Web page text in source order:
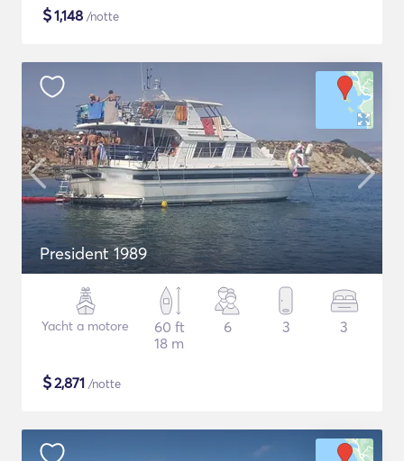
$1,148 /notte
President 1989
Yacht a motore
60 ft
18 m
6 3 3
$2,871 /notte